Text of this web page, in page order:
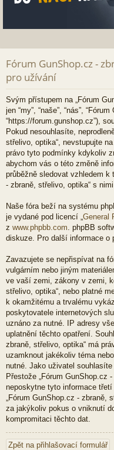
Fórum GunShop.cz -
pro užívání
Svým přístupem na „Fórum
jen “my”, “naše”, “nás”,
“https://forum.gunshop.cz”),
Pokud nesouhlasíte,
střelivo, optika“, nevstupujte
právo tyto podmínky kdykoliv
abychom vás o této změně
průběžně sledovat vzhledem k
- zbraně, střelivo, optika“ s
Naše fóra beží na systému
je vydané pod licencí „ General
z www.phpbb.com . phpBB
diskuze. Pro další informace o
Zavazujete se nepřispívat na
vulgárním nebo jiným
ve vaší zemi, zákony v zemi,
střelivo, optika“, nebo platné
k okamžitému a trvalému
poskytovatele internetových
uznáno za nutné. IP adresy
uplatnění těchto opatření.
zbraně, střelivo, optika“ má
uzamknout jakékoliv téma
nutné. Jako uživatel
Přestože „Fórum GunShop.cz
neposkytne tyto informace
„Fórum GunShop.cz - zbraně,
za jakýkoliv pokus o vniknutí
kompromitaci těchto dat.
Zpět na přihlašovací formulář